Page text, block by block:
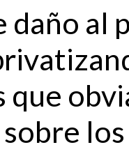
daño al
que